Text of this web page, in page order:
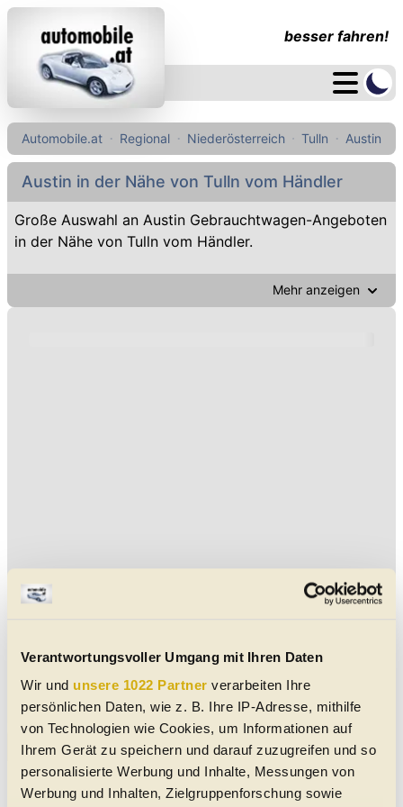
Verantwortungsvoller Umgang mit Ihren Daten
Wir und unsere 1022 Partner verarbeiten Ihre
persönlichen Daten, wie z. B. Ihre IP-Adresse, mithilfe
von Technologien wie Cookies, um Informationen auf
Ihrem Gerät zu speichern und darauf zuzugreifen und so
personalisierte Werbung und Inhalte, Messungen von
Werbung und Inhalten, Zielgruppenforschung sowie
besser fahren!
Automobile.at Regional Niederösterreich Tulln Austin
Austin in der Nähe von Tulln vom Händler
Große Auswahl an Austin Gebrauchtwagen-Angeboten
in der Nähe von Tulln vom Händler.
Mehr anzeigen
Aktuelle Austin Gebrauchtwagen in der Nähe von Tulln
Keine Daten verfügbar